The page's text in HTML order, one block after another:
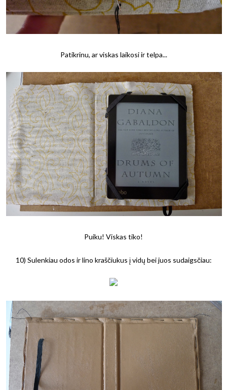
Patikrinu, ar viskas laikosi ir telpa...
Puiku! Viskas tiko!
10) Sulenkiau odos ir lino kraščiukus į vidų bei juos sudaigsčiau: